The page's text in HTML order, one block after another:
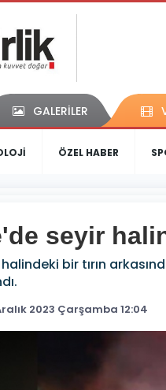
GALERİLER
ÖZEL HABER
seyir
bir tırın
2023 Çarşamba 12:04